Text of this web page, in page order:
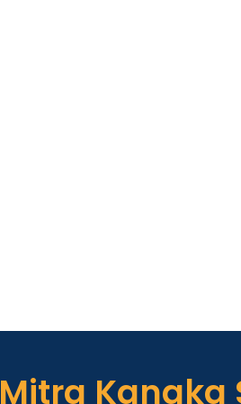
Mitra Kanaka